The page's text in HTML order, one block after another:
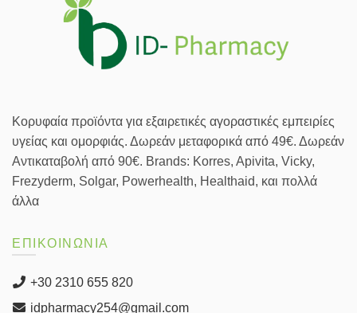
Κορυφαία προϊόντα για εξαιρετικές αγοραστικές εμπειρίες
υγείας και ομορφιάς. Δωρεάν μεταφορικά από 49€. Δωρεάν
Αντικαταβολή από 90€. Brands: Korres, Apivita, Vicky,
Frezyderm, Solgar, Powerhealth, Healthaid, και πολλά
άλλα
ΕΠΙΚΟΙΝΩΝΙΑ
+30 2310 655 820
idpharmacy254@gmail.com